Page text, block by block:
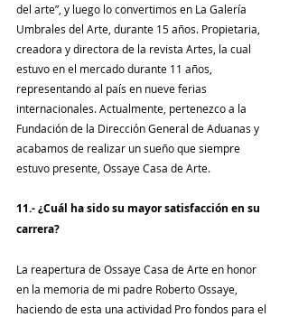
del arte”, y luego lo convertimos en La Galería
Umbrales del Arte, durante 15 años. Propietaria,
creadora y directora de la revista Artes, la cual
estuvo en el mercado durante 11 años,
representando al país en nueve ferias
internacionales. Actualmente, pertenezco a la
Fundación de la Dirección General de Aduanas y
acabamos de realizar un sueño que siempre
estuvo presente, Ossaye Casa de Arte.
11.- ¿Cuál ha sido su mayor satisfacción en su
carrera?
La reapertura de Ossaye Casa de Arte en honor
en la memoria de mi padre Roberto Ossaye,
haciendo de esta una actividad Pro fondos para el